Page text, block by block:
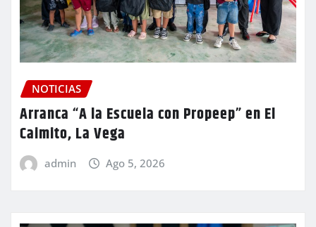
NOTICIAS
Arranca “A la Escuela con Propeep” en El
Caimito, La Vega
admin Ago 5, 2026